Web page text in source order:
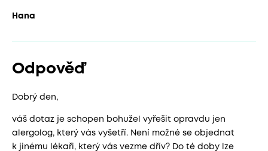
Hana
Odpověď
Dobrý den,
váš dotaz je schopen bohužel vyřešit opravdu jen
alergolog, který vás vyšetří. Není možné se objednat
k jinému lékaři, který vás vezme dřív? Do té doby lze